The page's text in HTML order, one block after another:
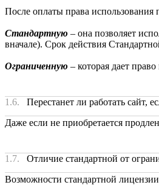
После оплаты права
Стандартную – она позволяет
вначале). Срок действия
Ограниченную – которая дает
1.6.
Перестанет ли работать сайт,
Даже если не приобретается
1.7.
Отличие стандартной от
Возможности стандартной